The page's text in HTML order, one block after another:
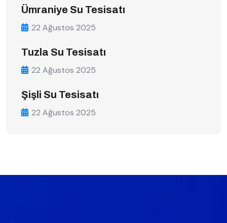
Ümraniye Su Tesisatı
22 Ağustos 2025
Tuzla Su Tesisatı
22 Ağustos 2025
Şişli Su Tesisatı
22 Ağustos 2025